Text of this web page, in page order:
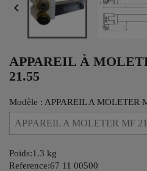

APPAREIL À
21.55
Modèle : APPAREIL A MOLETER
Poids:1.3 kg
Reference:67 11 00500